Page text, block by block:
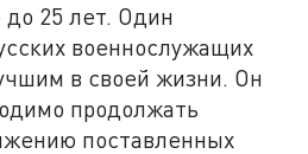
до 25 лет. Один
военнослужащих
в своей жизни. Он
продолжать
поставленных